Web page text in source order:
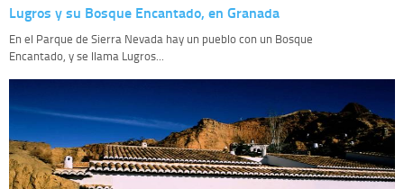
Lugros y su Bosque Encantado, en Granada
En el Parque de Sierra Nevada hay un pueblo con un Bosque
Encantado, y se llama Lugros...